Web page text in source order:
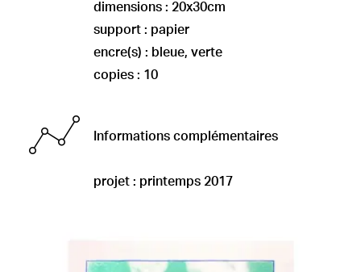
dimensions : 20x30cm
support : papier
encre(s) : bleue, verte
copies : 10
Informations complémentaires
projet : printemps 2017